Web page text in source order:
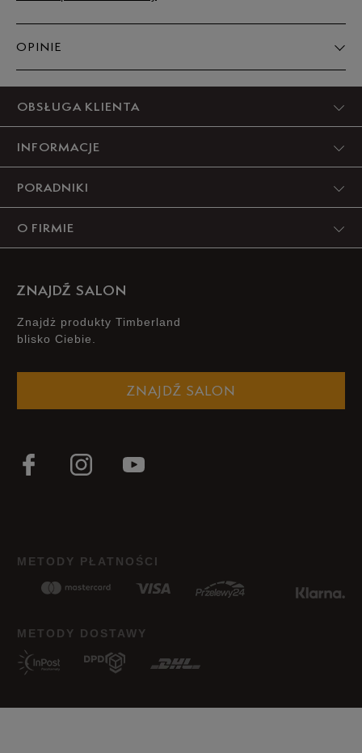
OPINIE
OBSŁUGA KLIENTA
INFORMACJE
PORADNIKI
O FIRMIE
ZNAJDŹ SALON
Znajdż produkty Timberland
blisko Ciebie.
ZNAJDŹ SALON
METODY PŁATNOŚCI
METODY DOSTAWY